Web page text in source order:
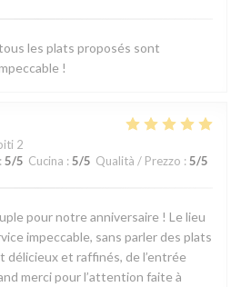
les plats proposés sont
!
2
: 5/5 Cucina : 5/5 Qualità / Prezzo : 5/5
pour notre anniversaire ! Le lieu
impeccable, sans parler des plats
et raffinés, de l’entrée
merci pour l’attention faite à